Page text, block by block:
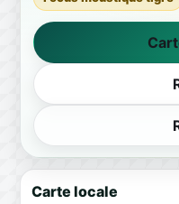
Carte locale